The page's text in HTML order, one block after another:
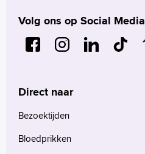
Volg ons op Social Media
Direct naar
Bezoektijden
Bloedprikken